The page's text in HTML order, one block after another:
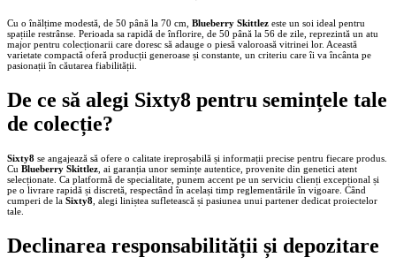
Cu o înălțime modestă, de 50 până la 70 cm, Blueberry Skittlez este un soi ideal pentru
spațiile restrânse. Perioada sa rapidă de înflorire, de 50 până la 56 de zile, reprezintă un atu
major pentru colecționarii care doresc să adauge o piesă valoroasă vitrinei lor. Această
varietate compactă oferă producții generoase și constante, un criteriu care îi va încânta pe
pasionații în căutarea fiabilității.
De ce să alegi Sixty8 pentru semințele tale
de colecție?
Sixty8 se angajează să ofere o calitate ireproșabilă și informații precise pentru fiecare produs.
Cu Blueberry Skittlez, ai garanția unor semințe autentice, provenite din genetici atent
selecționate. Ca platformă de specialitate, punem accent pe un serviciu clienți excepțional și
pe o livrare rapidă și discretă, respectând în același timp reglementările în vigoare. Când
cumperi de la Sixty8, alegi liniștea sufletească și pasiunea unui partener dedicat proiectelor
tale.
Declinarea responsabilității și depozitare